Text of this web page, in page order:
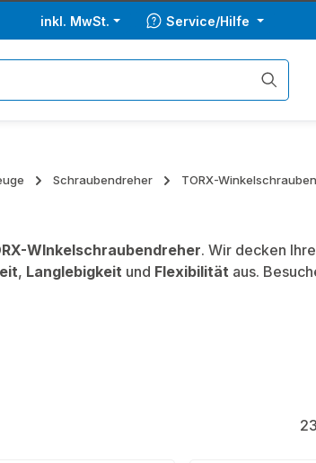
inkl. MwSt. Service/Hilfe
Schraubendreher TORX-
WInkelschraubendreher. Wir decken
, Langlebigkeit und Flexibilität aus.